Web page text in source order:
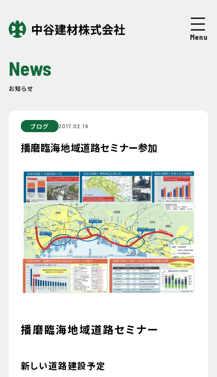
Menu
Business
Company 企業情報
Newsニュース
Recruit採用情報
079-447-4112
（受付時間 : 平日10:00〜17:00）
お問い合わせ
News
お知らせ
ブログ 2017.02.16
播磨臨海地域道路セミナー参加
播磨臨海地域道路セミナー
新しい道路建設予定